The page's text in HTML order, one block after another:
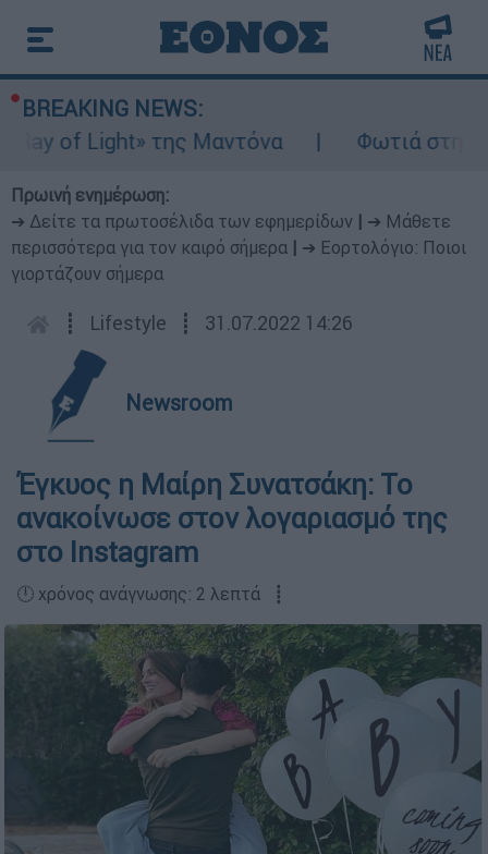
BREAKING NEWS:
of Light» της Μαντόνα
Φωτιά στη
Πρωινή ενημέρωση:
➔ Δείτε τα πρωτοσέλιδα των εφημερίδων
➔ Μάθετε
περισσότερα για τον καιρό σήμερα
➔ Εορτολόγιο: Ποιοι
γιορτάζουν σήμερα
┋ Lifestyle ┋ 31.07.2022 14:26
Newsroom
Έγκυος η Μαίρη Συνατσάκη: Το
ανακοίνωσε στον λογαριασμό της
στο Instagram
🕛 χρόνος ανάγνωσης: 2 λεπτά ┋